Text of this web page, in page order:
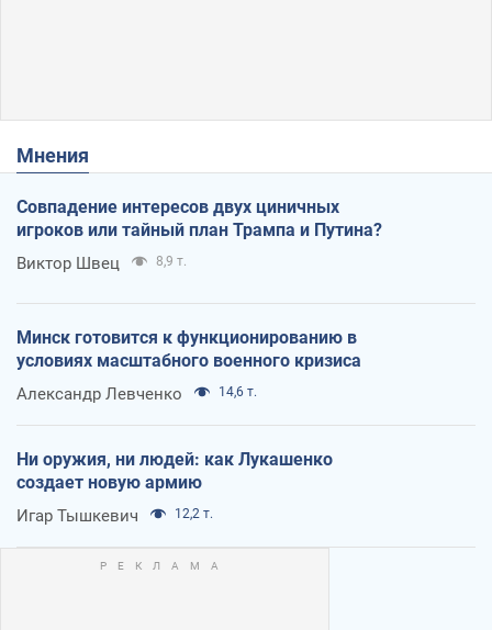
Мнения
Совпадение интересов двух циничных
игроков или тайный план Трампа и Путина?
Виктор Швец 8,9 т.
Минск готовится к функционированию в
условиях масштабного военного кризиса
Александр Левченко 14,6 т.
Ни оружия, ни людей: как Лукашенко
создает новую армию
Игар Тышкевич 12,2 т.